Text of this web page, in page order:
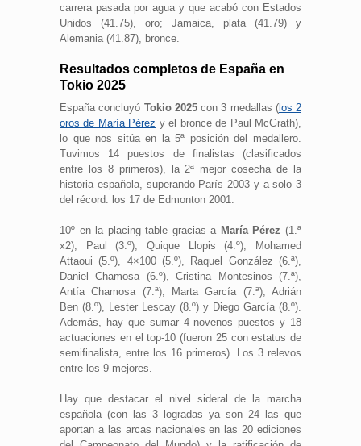
carrera pasada por agua y que acabó con Estados
Unidos (41.75), oro; Jamaica, plata (41.79) y
Alemania (41.87), bronce.
Resultados completos de España en
Tokio 2025
España concluyó Tokio 2025con 3 medallas (los 2
oros de María Pérez y el bronce de Paul McGrath),
lo que nos sitúa en la 5ª posición del medallero.
Tuvimos 14 puestos de finalistas (clasificados
entre los 8 primeros), la 2ª mejor cosecha de la
historia española, superando París 2003 y a solo 3
del récord: los 17 de Edmonton 2001.
10º en la placing table gracias a María Pérez (1.ª
x2), Paul (3.º), Quique Llopis (4.º), Mohamed
Attaoui (5.º), 4×100 (5.º), Raquel González (6.ª),
Daniel Chamosa (6.º), Cristina Montesinos (7.ª),
Antía Chamosa (7.ª), Marta García (7.ª), Adrián
Ben (8.º), Lester Lescay (8.º) y Diego García (8.º).
Además, hay que sumar 4 novenos puestos y 18
actuaciones en el top-10 (fueron 25 con estatus de
semifinalista, entre los 16 primeros). Los 3 relevos
entre los 9 mejores.
Hay que destacar el nivel sideral de la marcha
española (con las 3 logradas ya son 24 las que
aportan a las arcas nacionales en las 20 ediciones